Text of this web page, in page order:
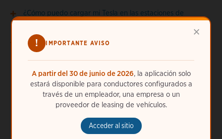
×
! IMPORTANTE AVISO
A partir del 30 de junio de 2026, la aplicación solo
estará disponible para conductores configurados a
través de un empleador, una empresa o un
proveedor de leasing de vehículos.
Acceder al sitio
¿Cómo puedo cargar mi Tesla en las estaciones de
ChargePoint?
¿Cómo sé si una estación de ChargePoint es compatible
con mi vehículo?